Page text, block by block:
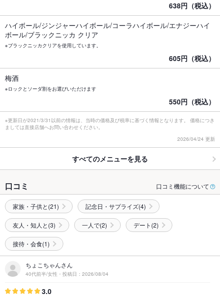
638円（税込）
ハイボール/ジンジャーハイボール/コーラハイボール/エナジーハイ
ボール/ブラックニッカ クリア
※ブラックニッカクリアを使用しています。
605円（税込）
梅酒
※ロックとソーダ割をお選びいただけます
550円（税込）
※更新日が2021/3/31以前の情報は、当時の価格及び税率に基づく情報となります。 価格につき
ましては直接店舗へお問い合わせください。
2026/04/24 更新
すべてのメニューを見る
口コミ 口コミ機能について
家族・子供と(21) 記念日・サプライズ(4)
友人・知人と(3) 一人で(2) デート(2)
接待・会食(1)
ちょこちゃんさん
40代前半/女性・投稿日：2026/08/04
3.0